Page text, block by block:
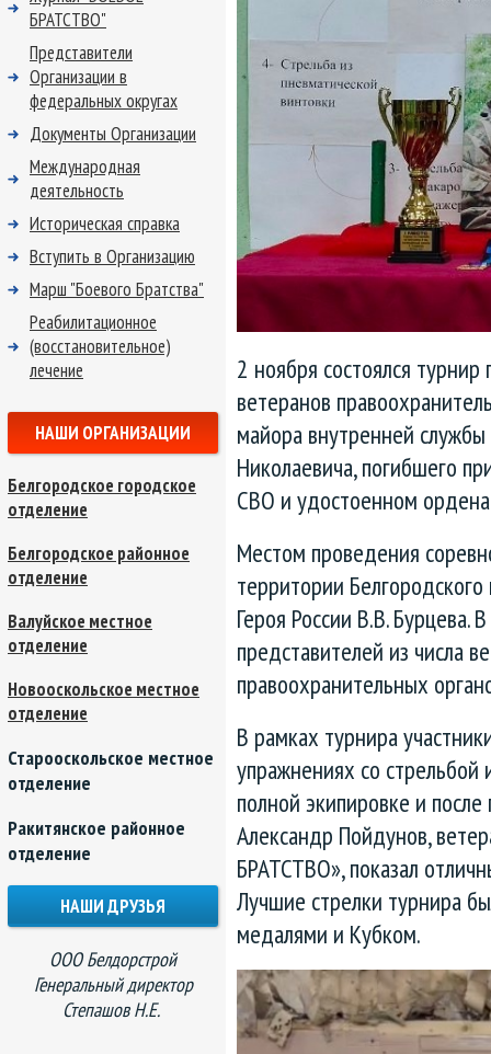
2 ноября состоялся
ветеранов
майора внутренней службы
Николаевича, погибшего
СВО и удостоенном
Местом проведения
территории
Героя России В.В. Бурцева.
представителей из числа
правоохранительных
В рамках турнира
упражнениях со стрельбой
полной экипировке и
Александр Пойдунов,
БРАТСТВО», показал
Лучшие стрелки турнира
медалями и Кубком.
БРАТСТВО"
Представители
Организации в
федеральных округах
Документы Организации
Международная
деятельность
Историческая справка
Вступить в Организацию
Марш "Боевого Братства"
Реабилитационное
(восстановительное)
лечение
НАШИ ОРГАНИЗАЦИИ
Белгородское городское
отделение
Белгородское районное
отделение
Валуйское местное
отделение
Новооскольское местное
отделение
Старооскольское местное
отделение
Ракитянское районное
отделение
НАШИ ДРУЗЬЯ
ООО Белдорстрой
Генеральный директор
Степашов Н.Е.